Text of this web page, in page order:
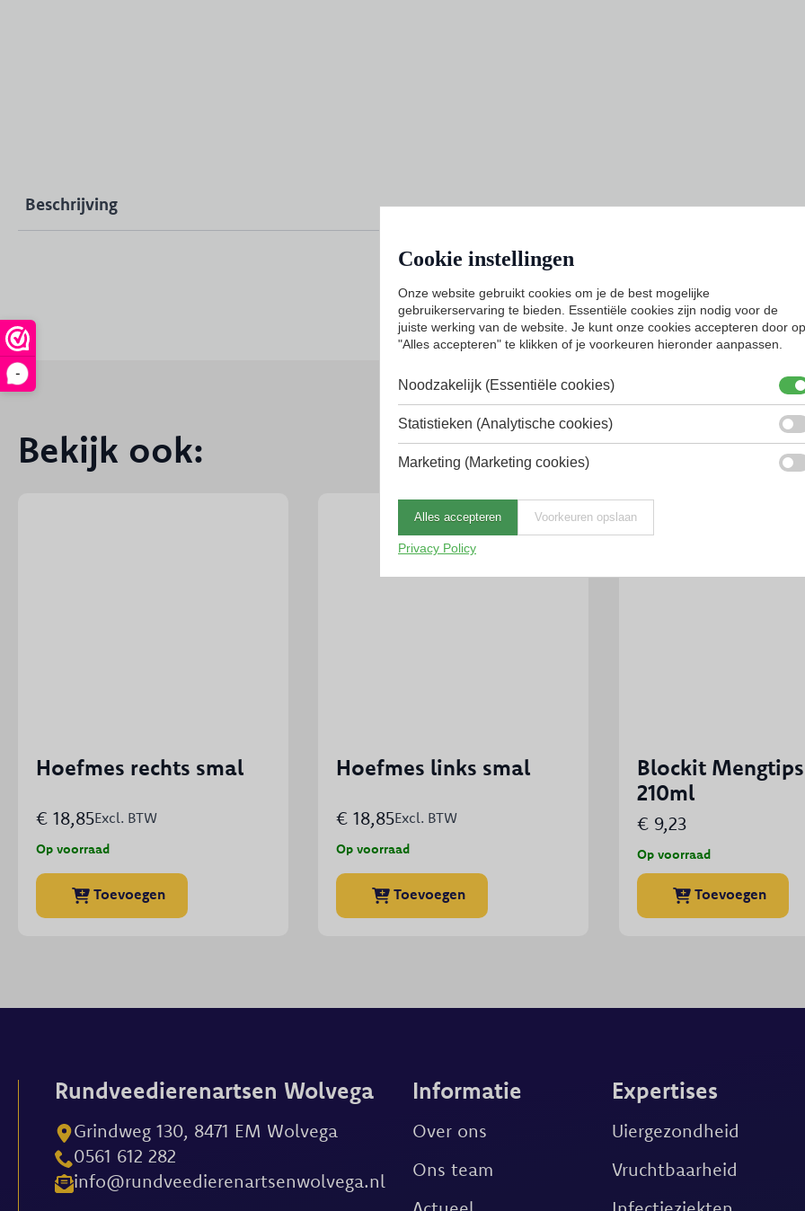
-
Beschrijving
Bekijk ook:
Hoefmes rechts smal
€ 18,85Excl. BTW
Op voorraad
Toevoegen
Hoefmes links smal
€ 18,85Excl. BTW
Op voorraad
Toevoegen
Blockit
210ml
€9,23
Op voorraad
Toevoegen
Dit
product
worden
de
productpagina
Rundveedierenartsen Wolvega
Grindweg 130, 8471 EM Wolvega
0561 612 282
info@rundveedierenartsenwolvega.nl
Informatie
Over ons
Ons team
Expertises
Uiergezondheid
Vruchtbaarheid
Cookie instellingen
Onze website gebruikt cookies om je de best mogelijke
gebruikerservaring te bieden. Essentiële cookies zijn nodig voor de
juiste werking van de website. Je kunt onze cookies accepteren door op
"Alles accepteren" te klikken of je voorkeuren hieronder aanpassen.
Noodzakelijk (Essentiële cookies)
Statistieken (Analytische cookies)
Marketing (Marketing cookies)
Alles accepteren Voorkeuren opslaan
Privacy Policy